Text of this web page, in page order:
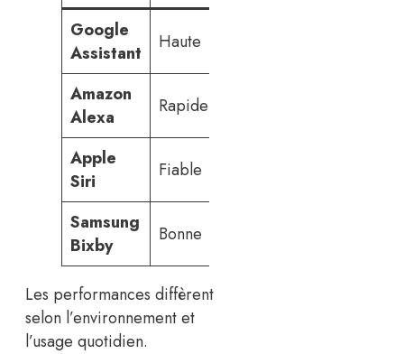
Google
Assistant
Haute
Amazon
Alexa
Rapide
Apple
Siri
Fiable
Samsung
Bixby
Bonne
Les performances diffèrent
selon l’environnement et
l’usage quotidien.